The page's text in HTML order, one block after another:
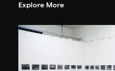
Explore More